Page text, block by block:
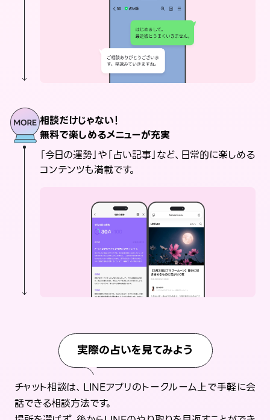
相談だけじゃない！
無料で楽しめるメニューが充実
「今日の運勢」や「占い記事」など、日常的に楽しめる
コンテンツも満載です。
実際の占いを見てみよう
チャット相談は、LINEアプリのトークルーム上で手軽に会
話できる相談方法です。